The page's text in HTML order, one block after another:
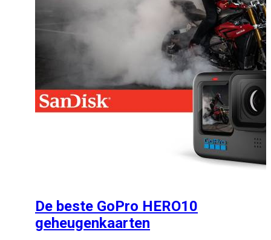
De beste GoPro HERO10
geheugenkaarten